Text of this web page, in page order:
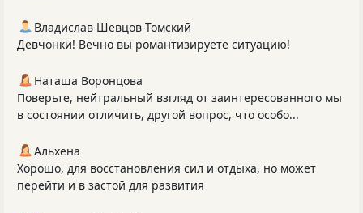
Владислав Шевцов-Томский
Девчонки! Вечно вы романтизируете ситуацию!
Наташа Воронцова
Поверьте, нейтральный взгляд от заинтересованного мы
в состоянии отличить, другой вопрос, что особо...
Альхена
Хорошо, для восстановления сил и отдыха, но может
перейти и в застой для развития